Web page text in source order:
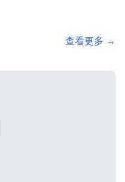
查看更多 →